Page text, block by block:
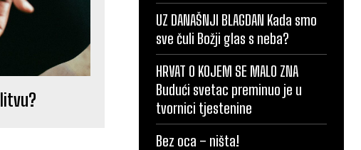
UZ DANAŠNJI BLAGDAN Kada smo
sve čuli Božji glas s neba?
HRVAT O KOJEM SE MALO ZNA
Budući svetac preminuo je u
tvornici tjestenine
Bez oca – ništa!